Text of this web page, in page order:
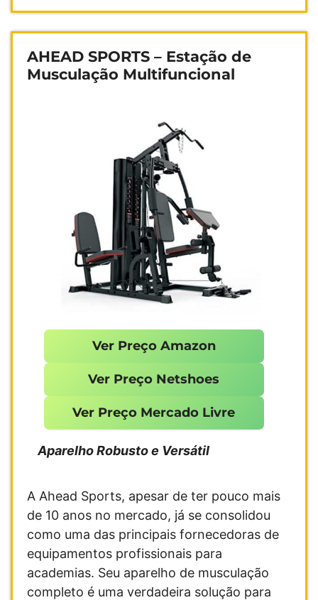
AHEAD SPORTS – Estação de
Musculação Multifuncional
Ver Preço Amazon
Ver Preço Netshoes
Ver Preço Mercado Livre
Aparelho Robusto e Versátil
A Ahead Sports, apesar de ter pouco mais
de 10 anos no mercado, já se consolidou
como uma das principais fornecedoras de
equipamentos profissionais para
academias. Seu aparelho de musculação
completo é uma verdadeira solução para